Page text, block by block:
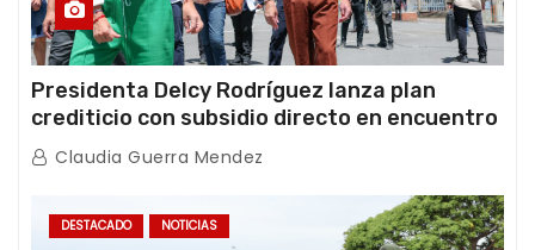
Presidenta Delcy Rodríguez lanza plan
crediticio con subsidio directo en encuentro
con Juntas de Condominio
Claudia Guerra Mendez
DESTACADO NOTICIAS